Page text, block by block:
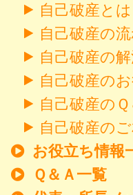
自己破産とは
自己破産の
自己破産の
自己破産の
自己破産のＱ
自己破産の
お役立ち情報
Ｑ＆Ａ一覧